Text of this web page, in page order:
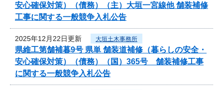
安心確保対策）（債務）（主）大垣一宮線他 舗装補修
工事に関する一般競争入札公告
2025年12月22日更新 大垣土木事務所
県維工第舗補暮9号 県単 舗装道補修（暮らしの安全・
安心確保対策）（債務）（国）365号 舗装補修工事
に関する一般競争入札公告